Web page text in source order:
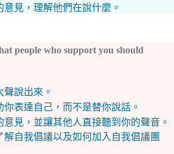
見，理解他們在說什麼。
people who support you should
說出來。
表達自己，而不是替你說話。
見，並讓其他人直接聽到你的聲音。
解自我倡議以及如何加入自我倡議團